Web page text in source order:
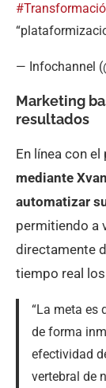
— Infochannel
Marketing
resultados
En línea con
mediante
automatizar
permitiendo a
directamente
tiempo real
“La meta es
de forma
efectividad
vertebral de